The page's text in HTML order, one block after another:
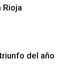
Rioja
del año